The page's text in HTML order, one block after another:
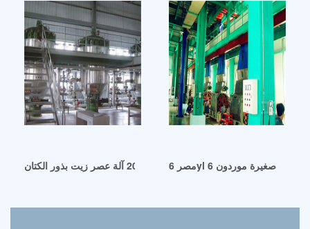
في عام 2024 آلة عصر زيت بذور الكتان yzyx130s في العراق